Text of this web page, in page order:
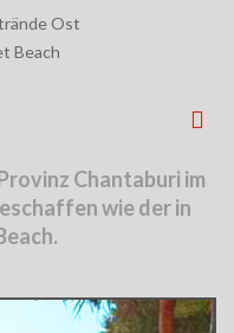
Ost
Beach
Chantaburi im
wie der in